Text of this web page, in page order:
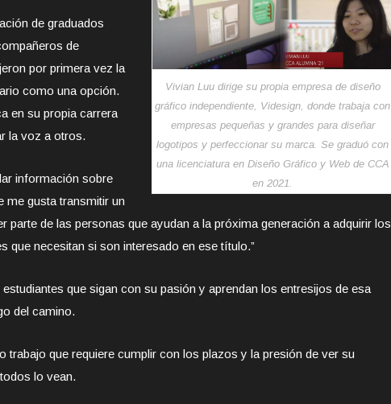
Vivian Luu dirige su propia empresa de diseño
gráfico independiente, Videsign, donde trabaja con
empresas pequeñas y grandes para diseñar
logotipos y perfeccionar su marca. Se graduó con
una licenciatura en Diseño Gráfico y Web de CCA
en 2021.
de graduados
de
por primera vez la
como una opción.
en su propia carrera
la voz a otros.
información sobre
me gusta transmitir un
parte de las personas que ayudan a la próxima generación a adquirir los
que necesitan si son interesado en ese título.”
que sigan con su pasión y aprendan los entresijos de esa
del camino.
trabajo que requiere cumplir con los plazos y la presión de ver su
lo vean.